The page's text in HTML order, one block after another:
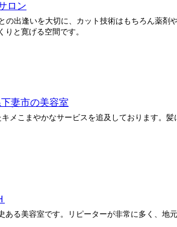
ロン
出逢いを大切に、カット技術はもちろん薬剤
と寛げる空間です。
妻市の美容室
メこまやかなサービスを追及しております。
る美容室です。リピーターが非常に多く、地